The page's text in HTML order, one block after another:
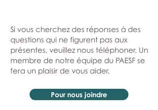
Si vous cherchez des réponses à des
questions qui ne figurent pas aux
présentes, veuillez nous téléphoner. Un
membre de notre équipe du PAESF se
fera un plaisir de vous aider.
Pour nous joindre